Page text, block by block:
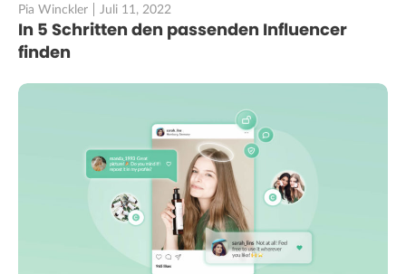
Pia Winckler Juli 11, 2022
In 5 Schritten den passenden Influencer
finden